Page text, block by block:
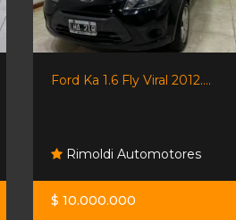
Ford Ka 1.6 Fly Viral 2012....
Rimoldi Automotores
$ 10.000.000